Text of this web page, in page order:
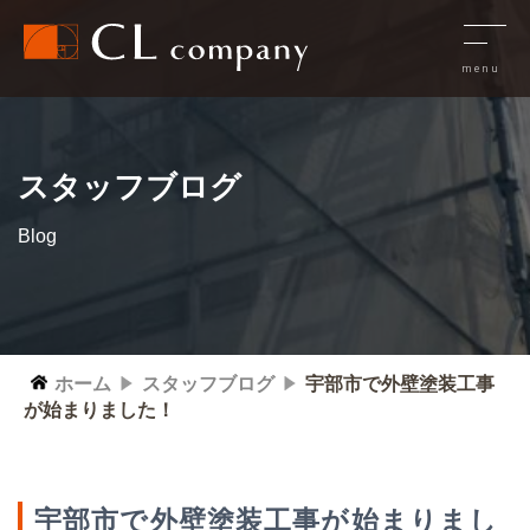
スタッフブログ
Blog
ホーム スタッフブログ
宇部市で外壁塗装工事
が始まりました！
宇部市で外壁塗装工事が始まりまし